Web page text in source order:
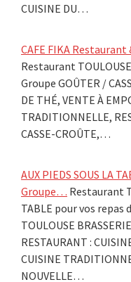
CUISINE DU…
CAFE FIKA Restaurant
Restaurant
Groupe GOÛTER /
DE THÉ, VENTE À
TRADITIONNELLE,
CASSE-CROÛTE,…
AUX PIEDS SOUS LA
Groupe… Restaurant
TABLE pour vos repas
TOULOUSE
RESTAURANT :
CUISINE
NOUVELLE…